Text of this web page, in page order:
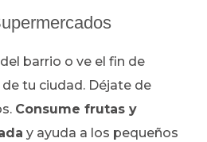
barrio o ve el fin de
tu ciudad. Déjate de
Consume frutas y
y ayuda a los pequeños